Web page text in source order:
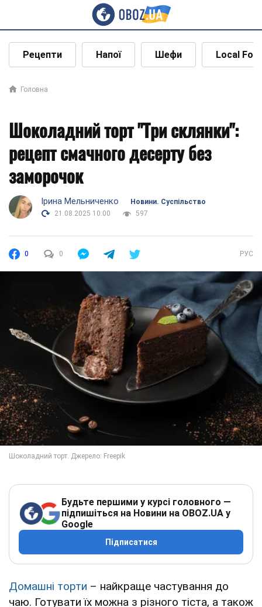
Рецепти Напої Шефи Local
Головна
Шоколадний торт "Три склянки":
рецепт смачного десерту без
заморочок
Ірина Мельниченко
Новини. Суспільство
21.08.2025 10:00
597
0 0 РУС
Будьте першими у курсі головного —
підпишіться на Новини на OBOZ.UA у
Google
Підписатися
Домашні торти – найкраще частування до
чаю. Готувати їх можна з різного тіста, а також